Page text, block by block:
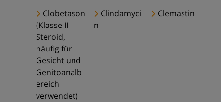
Clobetason
(Klasse II
Steroid,
häufig für
Gesicht und
Genitoanalb
ereich
verwendet)
Clindamyci
n
Clemastin